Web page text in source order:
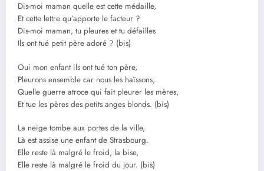
Dis-moi maman quelle est cette médaille,
Et cette lettre qu’apporte le facteur ?
Dis-moi maman, tu pleures et tu défailles
Ils ont tué petit père adoré ? (bis)
Oui mon enfant ils ont tué ton père,
Pleurons ensemble car nous les haïssons,
Quelle guerre atroce qui fait pleurer les mères,
Et tue les pères des petits anges blonds. (bis)
La neige tombe aux portes de la ville,
Là est assise une enfant de Strasbourg.
Elle reste là malgré le froid, la bise,
Elle reste là malgré le froid du jour. (bis)